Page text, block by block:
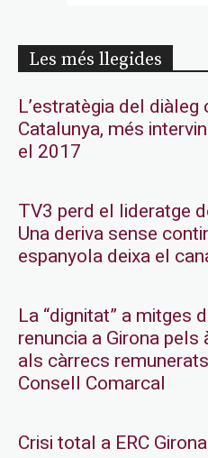
Les més llegides
L’estratègia del
Catalunya, més
el 2017
TV3 perd el lideratge
Una deriva sense
espanyola deixa el
La “dignitat” a mitges
renuncia a Girona pels
als càrrecs
Consell Comarcal
Crisi total a ERC Girona